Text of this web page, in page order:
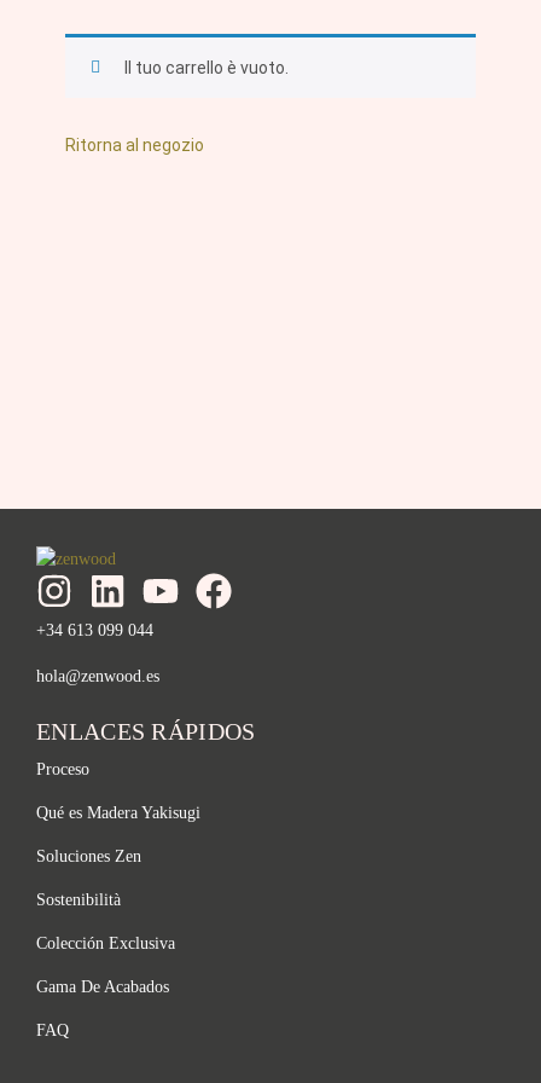
Il tuo carrello è vuoto.
Ritorna al negozio
+34 613 099 044
hola@zenwood.es
ENLACES RÁPIDOS
Proceso
Qué es Madera Yakisugi
Soluciones Zen
Sostenibilità
Colección Exclusiva
Gama De Acabados
FAQ